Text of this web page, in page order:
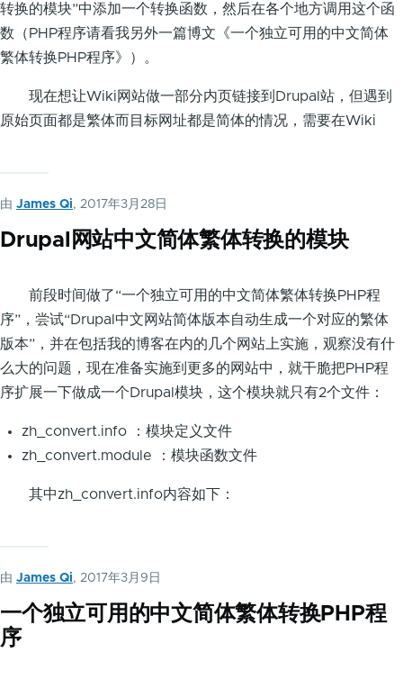
转换的模块”中添加一个转换函数，然后在各个地方调用这个函
数（PHP程序请看我另外一篇博文《一个独立可用的中文简体
繁体转换PHP程序》）。
现在想让Wiki网站做一部分内页链接到Drupal站，但遇到
原始页面都是繁体而目标网址都是简体的情况，需要在Wiki
由 James Qi, 2017年3月28日
Drupal网站中文简体繁体转换的模块
前段时间做了“一个独立可用的中文简体繁体转换PHP程
序”，尝试“Drupal中文网站简体版本自动生成一个对应的繁体
版本”，并在包括我的博客在内的几个网站上实施，观察没有什
么大的问题，现在准备实施到更多的网站中，就干脆把PHP程
序扩展一下做成一个Drupal模块，这个模块就只有2个文件：
zh_convert.info ：模块定义文件
zh_convert.module ：模块函数文件
其中zh_convert.info内容如下：
由 James Qi, 2017年3月9日
一个独立可用的中文简体繁体转换PHP程
序